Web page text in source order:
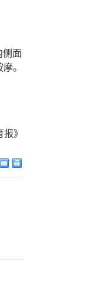
侧面
。